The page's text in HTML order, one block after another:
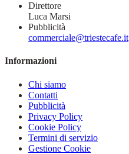
Direttore
Luca Marsi
Pubblicità
commerciale@triestecafe.it
Informazioni
Chi siamo
Contatti
Pubblicità
Privacy Policy
Cookie Policy
Termini di servizio
Gestione Cookie